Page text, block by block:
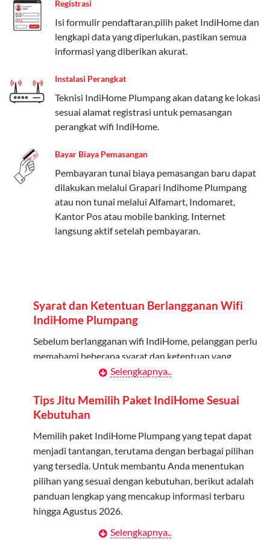
Paket Easy cocok untuk kebutuhan dasar, Paket
Complete untuk yang menginginkan fitur lengkap,
dan Paket Dynamic IP untuk pengguna yang
memprioritaskan kecepatan internet tinggi.
Paket Telkomsel One dengan Kuota Keluarga
Salah satu fitur unggulan Telkomsel One adalah Paket
Kuota Keluarga. Dengan kuota hingga 30 GB, Anda
bisa membagikan internet kepada anggota keluarga
atau teman tanpa perlu khawatir kehabisan kuota.
Berikut adalah detailnya:
Kuota Keluarga 30 GB
Kuota ini dapat digunakan secara bersama-sama oleh
Admin (pelanggan utama) dan anggota yang terdaftar.
Berlaku Nasional
untuk jaringan 2G, 3G, dan 4G.
Tidak Berlaku untuk Roaming
Kuota ini hanya bisa digunakan di dalam negeri.
Daftarkan Anggota: Admin dapat mendaftarkan anggota
melalui aplikasi MyTelkomsel atau website Telkomsel One.
Bagikan Kuota: Setelah terdaftar, anggota bisa langsung
menggunakan kuota keluarga.
Registrasi
Isi formulir pendaftaran,pilih paket IndiHome dan
lengkapi data yang diperlukan, pastikan semua
informasi yang diberikan akurat.
Instalasi Perangkat
Teknisi IndiHome Plumpang akan datang ke lokasi
sesuai alamat registrasi untuk pemasangan
perangkat wifi IndiHome.
Bayar Biaya Pemasangan
Pembayaran tunai biaya pemasangan baru dapat
dilakukan melalui Grapari Indihome Plumpang
atau non tunai melalui Alfamart, Indomaret,
Kantor Pos atau mobile banking. Internet
langsung aktif setelah pembayaran.
Syarat dan Ketentuan Berlangganan Wifi
IndiHome Plumpang
Sebelum berlangganan wifi IndiHome, pelanggan perlu
memahami beberapa syarat dan ketentuan yang
Kontrak Berlangganan
Pelanggan harus menandatangani Kontrak
Berlangganan yang mencakup data pelanggan, jenis
layanan indihome Plumpang yang dipilih, serta syarat
dan ketentuan yang berlaku. Kontrak ini dapat diubah
atau ditambah sesuai kebutuhan.
Biaya Pasang Baru (PSB)
Selengkapnya..
Tips Jitu Memilih Paket IndiHome Sesuai
Kebutuhan
Memilih paket IndiHome Plumpang yang tepat dapat
menjadi tantangan, terutama dengan berbagai pilihan
yang tersedia. Untuk membantu Anda menentukan
pilihan yang sesuai dengan kebutuhan, berikut adalah
panduan lengkap yang mencakup informasi terbaru
hingga Agustus 2026.
Selengkapnya..